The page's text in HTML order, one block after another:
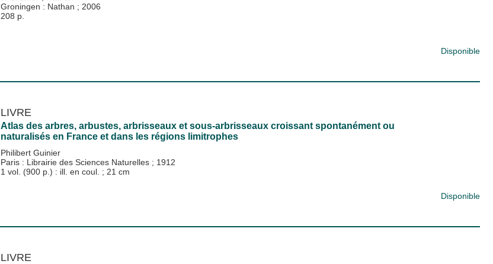
Groningen : Nathan ; 2006
208 p.
Disponible
LIVRE
Atlas des arbres, arbustes, arbrisseaux et sous-arbrisseaux croissant spontanément ou
naturalisés en France et dans les régions limitrophes
Philibert Guinier
Paris : Librairie des Sciences Naturelles ; 1912
1 vol. (900 p.) : ill. en coul. ; 21 cm
Disponible
LIVRE